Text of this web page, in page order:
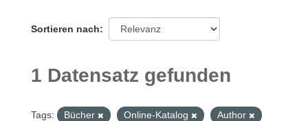
Sortieren nach
1 Datensatz gefunden
Tags: Bücher Online-Katalog
Author